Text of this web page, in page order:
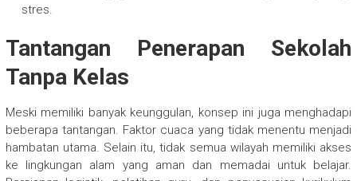
stres.
Tantangan Penerapan Sekolah
Tanpa Kelas
Meski memiliki banyak keunggulan, konsep ini juga menghadapi
beberapa tantangan. Faktor cuaca yang tidak menentu menjadi
hambatan utama. Selain itu, tidak semua wilayah memiliki akses
ke lingkungan alam yang aman dan memadai untuk belajar.